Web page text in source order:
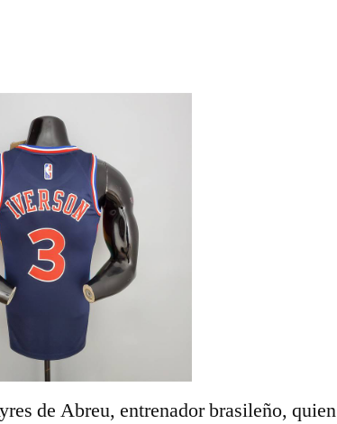
de Abreu, entrenador brasileño, quien